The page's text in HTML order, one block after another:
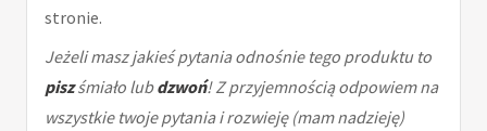
stronie.
Jeżeli masz jakieś pytania odnośnie tego produktu to
piszśmiało lubdzwoń! Z przyjemnością odpowiem na
wszystkie twoje pytania i rozwieję (mam nadzieję)